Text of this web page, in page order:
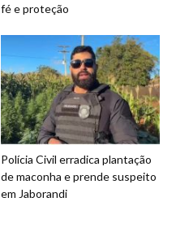
fé e proteção
Polícia Civil erradica plantação
de maconha e prende suspeito
em Jaborandi